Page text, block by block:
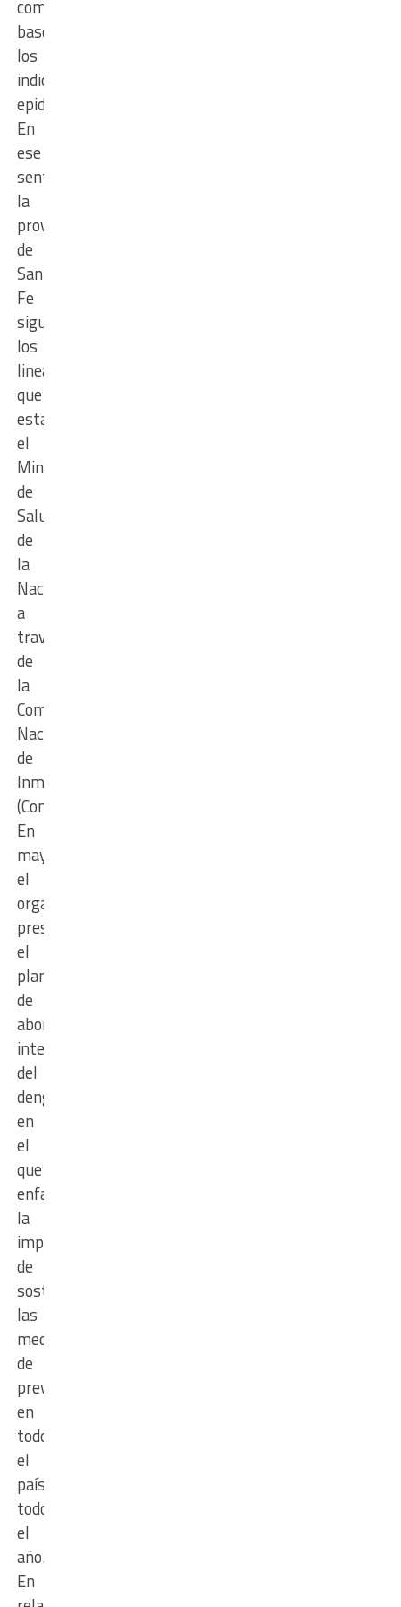
como
base
los
indicadores
epidemiológicos.
En
ese
sentido,
la
provincia
de
Santa
Fe
sigue
los
lineamientos
que
estableció
el
Ministerio
de
Salud
de
la
Nación
a
través
de
la
Comisión
Nacional
de
Inmunizaciones
(Conain).
En
mayo,
el
organismo
presentó
el
plan
de
abordaje
integral
del
dengue,
en
el
que
enfatizaron
la
importancia
de
sostener
las
medidas
de
prevención
en
todo
el
país
todo
el
año.
En